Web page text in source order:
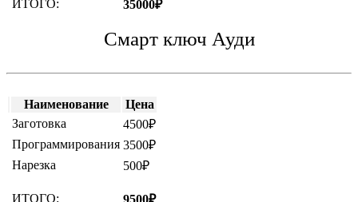
ИТОГО: 35000₽
Смарт ключ Ауди
Наименование
Цена
Заготовка
4500₽
Программирования 3500₽
Нарезка
500₽
ИТОГО: